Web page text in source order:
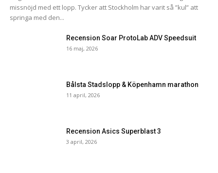
missnöjd med ett lopp. Tycker att Stockholm har varit så ”kul” att
springa med den...
Recension Soar ProtoLab ADV Speedsuit
16 maj, 2026
Bålsta Stadslopp & Köpenhamn marathon
11 april, 2026
Recension Asics Superblast 3
3 april, 2026